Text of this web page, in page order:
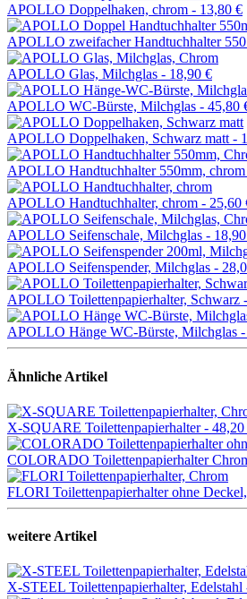
APOLLO Doppelhaken, chrom - 13,80 €
APOLLO zweifacher Handtuchhalter
APOLLO Glas, Milchglas - 18,90 €
APOLLO WC-Bürste, Milchglas - 45,80
APOLLO Doppelhaken, Schwarz matt -
APOLLO Handtuchhalter 550mm,
APOLLO Handtuchhalter, chrom - 25,60
APOLLO Seifenschale, Milchglas -
APOLLO Seifenspender, Milchglas -
APOLLO Toilettenpapierhalter, Schwarz -
APOLLO Hänge WC-Bürste, Milchglas -
Ähnliche Artikel
X-SQUARE Toilettenpapierhalter - 48,20
COLORADO Toilettenpapierhalter
FLORI Toilettenpapierhalter ohne
weitere Artikel
X-STEEL Toilettenpapierhalter, Edelstahl